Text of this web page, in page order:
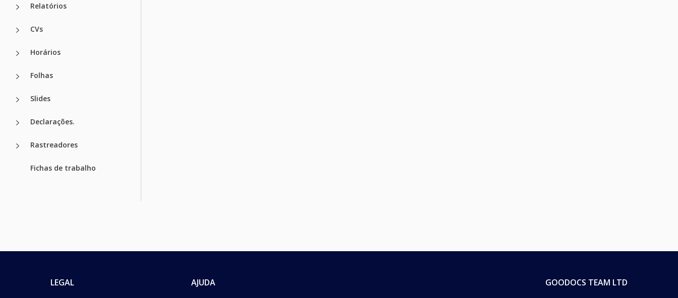
Relatórios
CVs
Horários
Folhas
Slides
Declarações.
Rastreadores
Fichas de trabalho
LEGAL AJUDA GOODOCS TEAM LTD